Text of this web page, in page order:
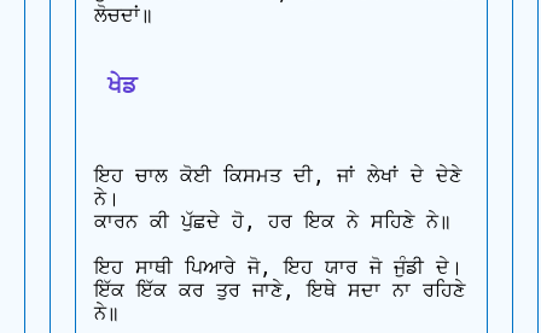
ਲੋਚਦਾਂ॥
ਖੇਡ
ਇਹ ਚਾਲ ਕੋਈ ਕਿਸਮਤ ਦੀ, ਜਾਂ ਲੇਖਾਂ ਦੇ ਦੇਣੇ
ਨੇ।
ਕਾਰਨ ਕੀ ਪੁੱਛਦੇ ਹੋ, ਹਰ ਇਕ ਨੇ ਸਹਿਣੇ ਨੇ॥
ਇਹ ਸਾਥੀ ਪਿਆਰੇ ਜੋ, ਇਹ ਯਾਰ ਜੋ ਜੁੰਡੀ ਦੇ।
ਇੱਕ ਇੱਕ ਕਰ ਤੁਰ ਜਾਣੇ, ਇਥੇ ਸਦਾ ਨਾ ਰਹਿਣੇ
ਨੇ॥